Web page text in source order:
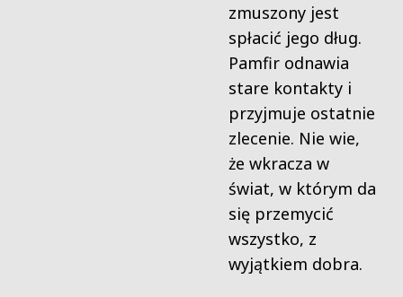
zmuszony jest
spłacić jego dług.
Pamfir odnawia
stare kontakty i
przyjmuje ostatnie
zlecenie. Nie wie,
że wkracza w
świat, w którym da
się przemycić
wszystko, z
wyjątkiem dobra.